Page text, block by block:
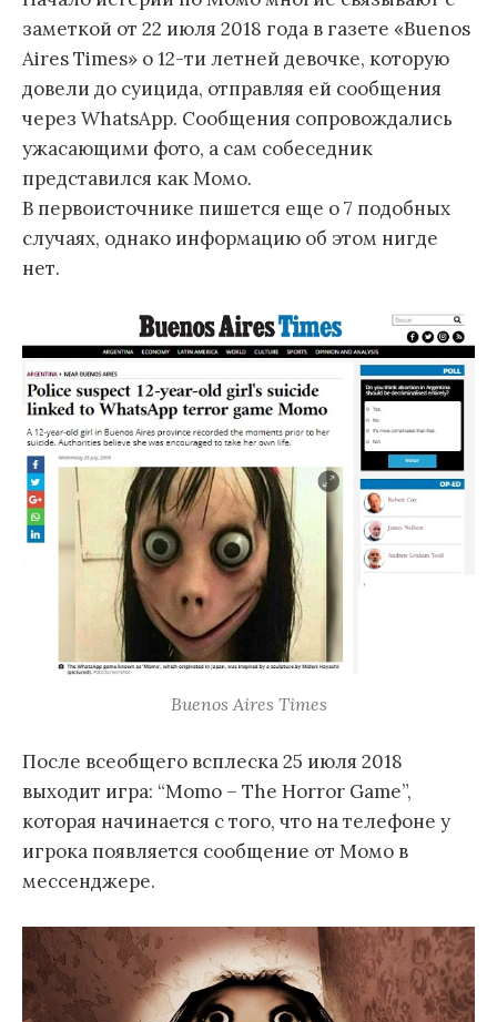
заметкой от 22 июля 2018 года в газете «Buenos
Aires Times» о 12-ти летней девочке, которую
довели до суицида, отправляя ей сообщения
через WhatsApp. Сообщения сопровождались
ужасающими фото, а сам собеседник
представился как Момо.
В первоисточнике пишется еще о 7 подобных
случаях, однако информацию об этом нигде
нет.
Buenos Aires Times
После всеобщего всплеска 25 июля 2018
выходит игра: “Momo – The Horror Game”,
которая начинается с того, что на телефоне у
игрока появляется сообщение от Момо в
мессенджере.